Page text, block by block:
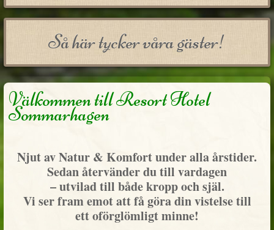
Så här tycker våra gäster!
Välkommen till Resort Hotel
Sommarhagen
Njut av Natur & Komfort under alla årstider.
Sedan återvänder du till vardagen
– utvilad till både kropp och själ.
Vi ser fram emot att få göra din vistelse till
ett oförglömligt minne!